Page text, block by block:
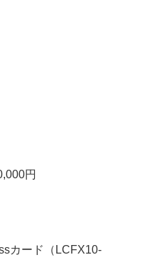
円
カード（LCFX10-